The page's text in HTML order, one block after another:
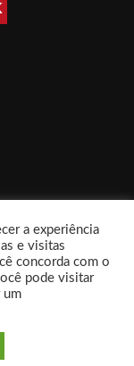
a experiência
e visitas
concorda com o
pode visitar
um